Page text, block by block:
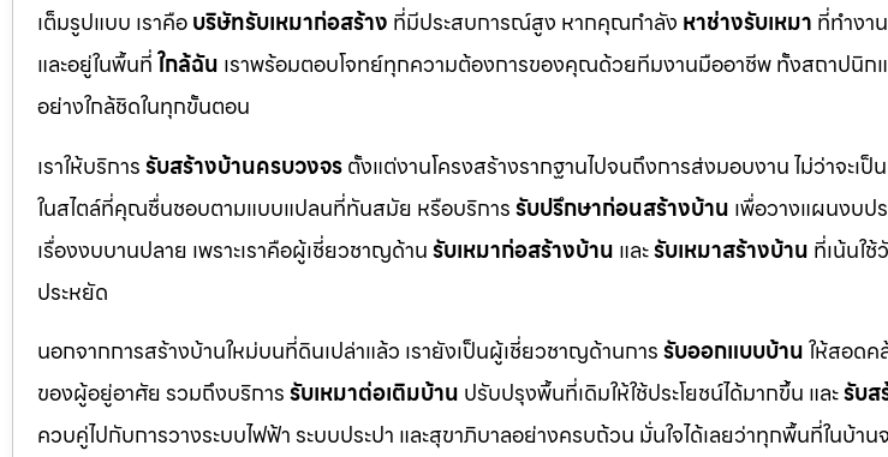
เต็มรูปแบบ เราคือบริษัทรับเหมาก่อสร้าง ที่มีประสบการณ์สูง หากคุณกำลัง หาช่างรับเหมา ที่ทำงา
และอยู่ในพื้นที่ใกล้ฉัน เราพร้อมตอบโจทย์ทุกความต้องการของคุณด้วยทีมงานมืออาชีพ ทั้งสถาปนิก
อย่างใกล้ชิดในทุกขั้นตอน
เราให้บริการรับสร้างบ้านครบวงจรตั้งแต่งานโครงสร้างรากฐานไปจนถึงการส่งมอบงาน ไม่ว่าจะเป็
ในสไตล์ที่คุณชื่นชอบตามแบบแปลนที่ทันสมัย หรือบริการรับปรึกษาก่อนสร้างบ้าน เพื่อวางแผนงบ
เรื่องงบบานปลาย เพราะเราคือผู้เชี่ยวชาญด้านรับเหมาก่อสร้างบ้าน และรับเหมาสร้างบ้าน ที่เน้นใ
ประหยัด
นอกจากการสร้างบ้านใหม่บนที่ดินเปล่าแล้ว เรายังเป็นผู้เชี่ยวชาญด้านการรับออกแบบบ้านให้สอดค
ของผู้อยู่อาศัย รวมถึงบริการรับเหมาต่อเติมบ้าน ปรับปรุงพื้นที่เดิมให้ใช้ประโยชน์ได้มากขึ้น และรับ
ควบคู่ไปกับการวางระบบไฟฟ้า ระบบประปา และสุขาภิบาลอย่างครบถ้วน มั่นใจได้เลยว่าทุกพื้นที่ในบ้า